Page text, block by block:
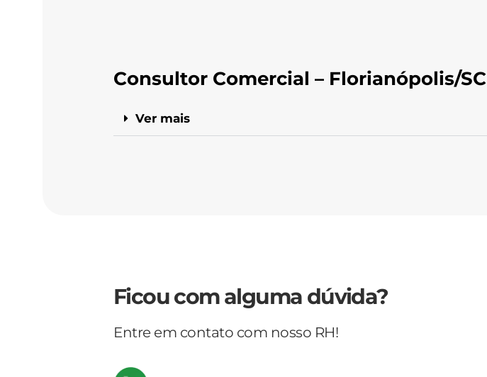
Consultor Comercial – Florianópolis/SC
Ver mais
Ficou com alguma dúvida?
Entre em contato com nosso RH!